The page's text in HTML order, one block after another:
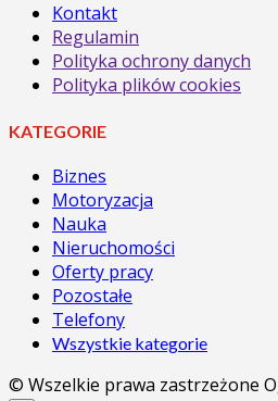
Kontakt
Regulamin
Polityka ochrony danych
Polityka plików cookies
KATEGORIE
Biznes
Motoryzacja
Nauka
Nieruchomości
Oferty pracy
Pozostałe
Telefony
Wszystkie kategorie
© Wszelkie prawa zastrzeżone